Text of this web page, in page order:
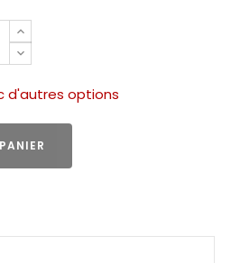
d'autres options